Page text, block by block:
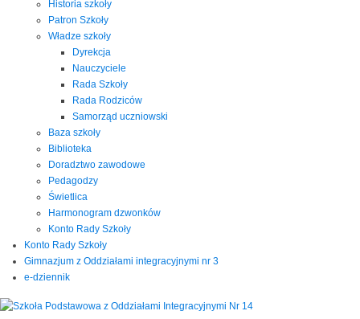
Historia szkoły
Patron Szkoły
Władze szkoły
Dyrekcja
Nauczyciele
Rada Szkoły
Rada Rodziców
Samorząd uczniowski
Baza szkoły
Biblioteka
Doradztwo zawodowe
Pedagodzy
Świetlica
Harmonogram dzwonków
Konto Rady Szkoły
Konto Rady Szkoły
Gimnazjum z Oddziałami integracyjnymi nr 3
e-dziennik